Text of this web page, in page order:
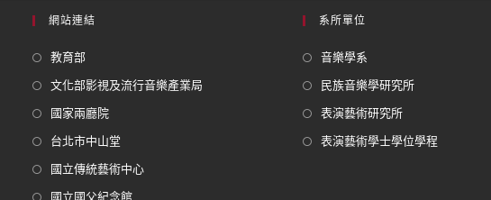
網站連結
教育部
文化部影視及流行音樂產業局
國家兩廳院
台北市中山堂
國立傳統藝術中心
國立國父紀念館
系所單位
音樂學系
民族音樂學研究所
表演藝術研究所
表演藝術學士學位學程